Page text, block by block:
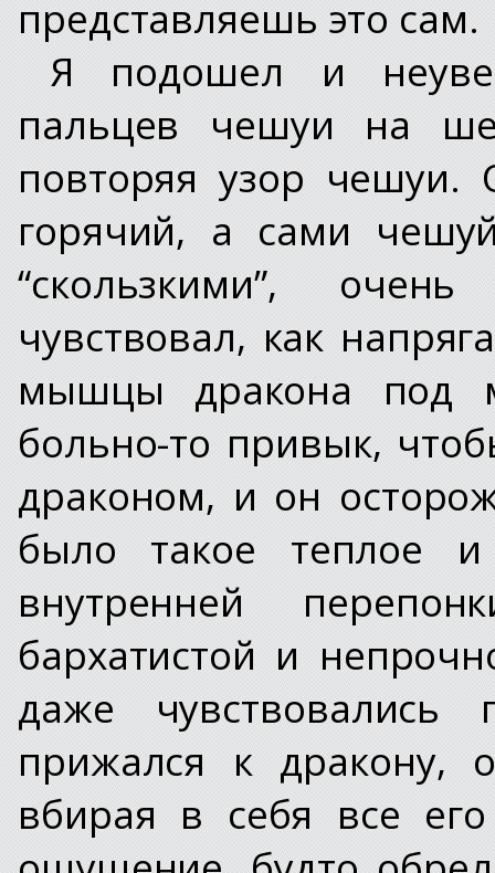
представляешь это сам.
Я подошел и
пальцев чешуи на
повторяя узор
горячий, а сами
“скользкими”,
чувствовал, как
мышцы дракона под
больно-то привык,
драконом, и он
было такое теплое
внутренней
бархатистой и
даже
прижался к дракону,
вбирая в себя все